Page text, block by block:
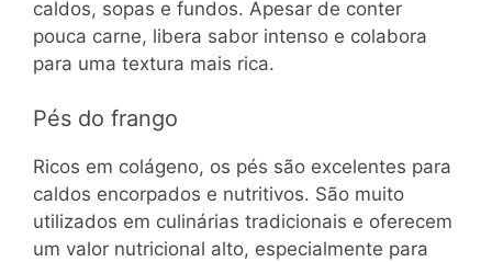
caldos, sopas e fundos. Apesar de conter
pouca carne, libera sabor intenso e colabora
para uma textura mais rica.
Pés do frango
Ricos em colágeno, os pés são excelentes para
caldos encorpados e nutritivos. São muito
utilizados em culinárias tradicionais e oferecem
um valor nutricional alto, especialmente para